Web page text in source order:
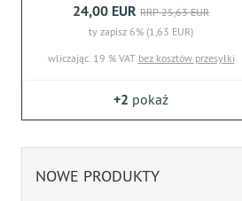
24,00 EUR RRP 25,63 EUR
ty zapisz 6% (1,63 EUR)
wliczając. 19 % VAT bez kosztów przesyłki
+2 pokaż
NOWE PRODUKTY